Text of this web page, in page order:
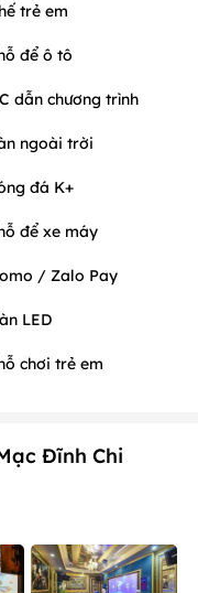
trẻ em
để ô tô
dẫn chương trình
ngoài trời
đá K+
để xe máy
/ Zalo Pay
LED
chơi trẻ em
Đĩnh Chi